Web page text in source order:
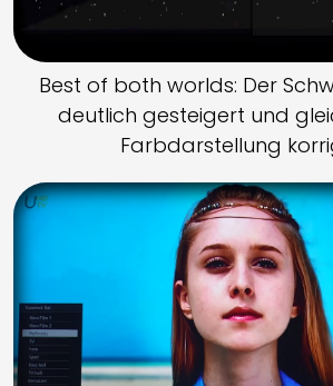
Best of both worlds: Der
deutlich gesteigert und
Farbdarstellung